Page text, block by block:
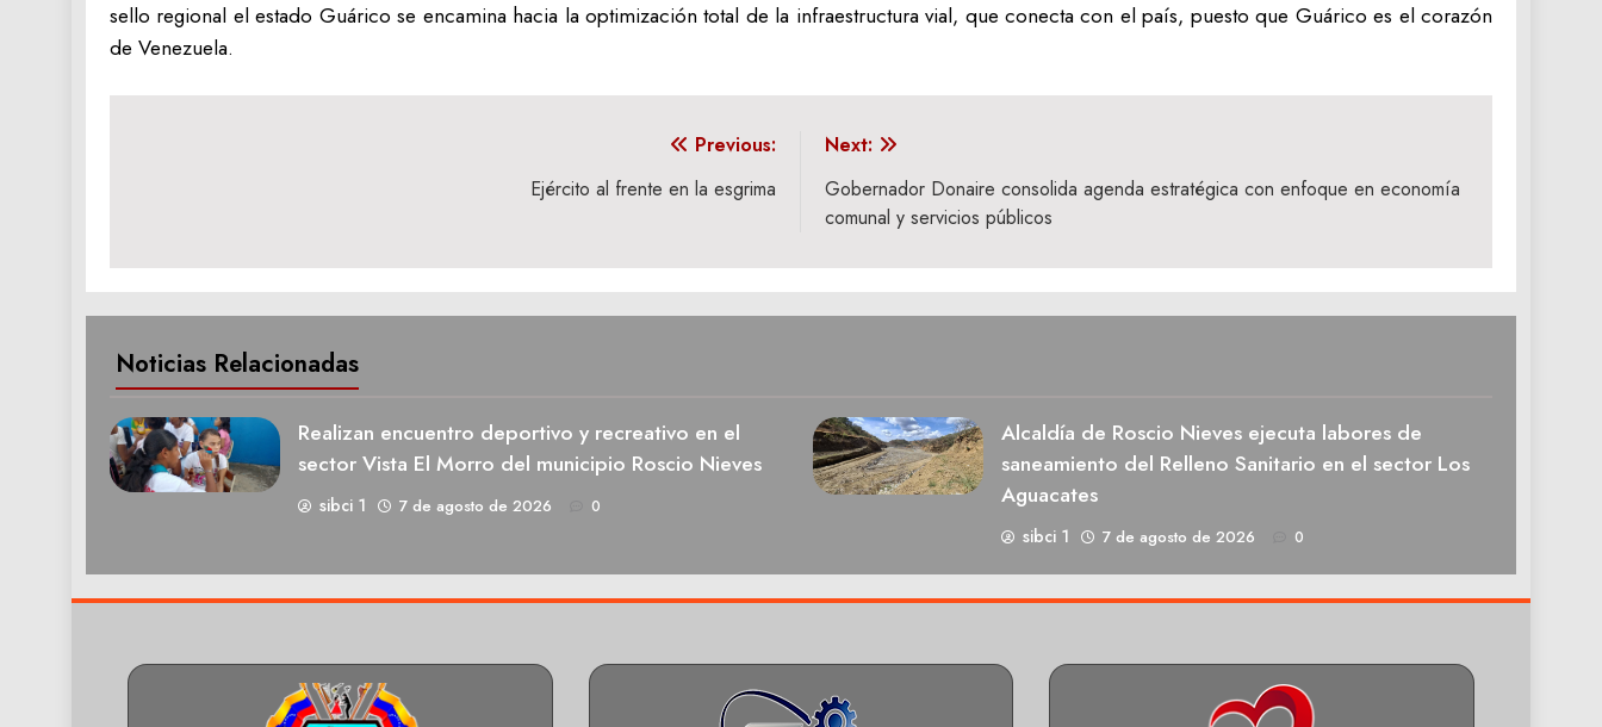
sello regional el estado Guárico se encamina hacia la optimización total de la infraestructura vial, que conecta con el país, puesto que Guárico es el corazón
de Venezuela.
Previous:
Ejército al frente en la esgrima
Next:
Gobernador Donaire consolida agenda estratégica con enfoque en economía
comunal y servicios públicos
Noticias Relacionadas
Realizan encuentro deportivo y recreativo en el
sector Vista El Morro del municipio Roscio Nieves
sibci 1 7 de agosto de 2026 0
Alcaldía de Roscio Nieves ejecuta labores de
saneamiento del Relleno Sanitario en el sector Los
Aguacates
sibci 1 7 de agosto de 2026 0